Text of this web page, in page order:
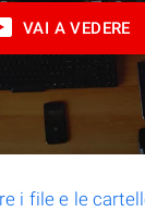
VAI A VEDERE
i file e le